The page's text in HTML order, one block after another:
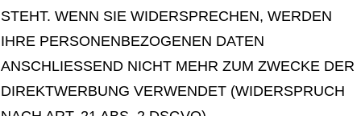
STEHT. WENN SIE WIDERSPRECHEN, WERDEN
IHRE PERSONENBEZOGENEN DATEN
ANSCHLIESSEND NICHT MEHR ZUM ZWECKE DER
DIREKTWERBUNG VERWENDET (WIDERSPRUCH